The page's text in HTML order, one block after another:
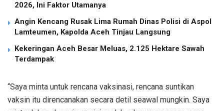
2026, Ini Faktor Utamanya
Angin Kencang Rusak Lima Rumah Dinas Polisi di Aspol
Lamteumen, Kapolda Aceh Tinjau Langsung
Kekeringan Aceh Besar Meluas, 2.125 Hektare Sawah
Terdampak
“Saya minta untuk rencana vaksinasi, rencana suntikan
vaksin itu direncanakan secara detil seawal mungkin. Saya